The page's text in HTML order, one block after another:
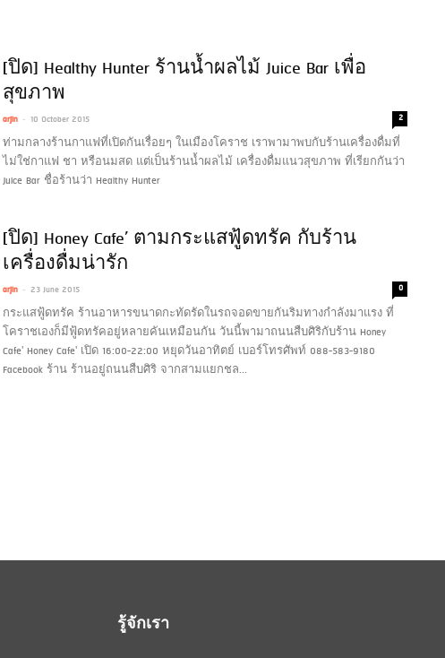
[ปิด] Healthy Hunter ร้านน้ำผลไม้ Juice Bar เพื่อ
สุขภาพ
arjin - 10 October 2015 2
ท่ามกลางร้านกาแฟที่เปิดกันเรื่อยๆ ในเมืองโคราช เราพามาพบกับร้านเครื่องดื่มที่
ไม่ใช่กาแฟ ชา หรือนมสด แต่เป็นร้านน้ำผลไม้ เครื่องดื่มแนวสุขภาพ ที่เรียกกันว่า
Juice Bar ชื่อร้านว่า Healthy Hunter
[ปิด] Honey Cafe’ ตามกระแสฟู้ดทรัค กับร้าน
เครื่องดื่มน่ารัก
arjin - 23 June 2015 0
กระแสฟู้ดทรัค ร้านอาหารขนาดกะทัดรัดในรถจอดขายกันริมทางกำลังมาแรง ที่
โคราชเองก็มีฟู้ดทรัคอยู่หลายคันเหมือนกัน วันนี้พามาถนนสืบศิริกับร้าน Honey
Cafe' Honey Cafe' เปิด 16:00-22:00 หยุดวันอาทิตย์ เบอร์โทรศัพท์ 088-583-9180
Facebook ร้าน ร้านอยู่ถนนสืบศิริ จากสามแยกชล...
รู้จักเรา